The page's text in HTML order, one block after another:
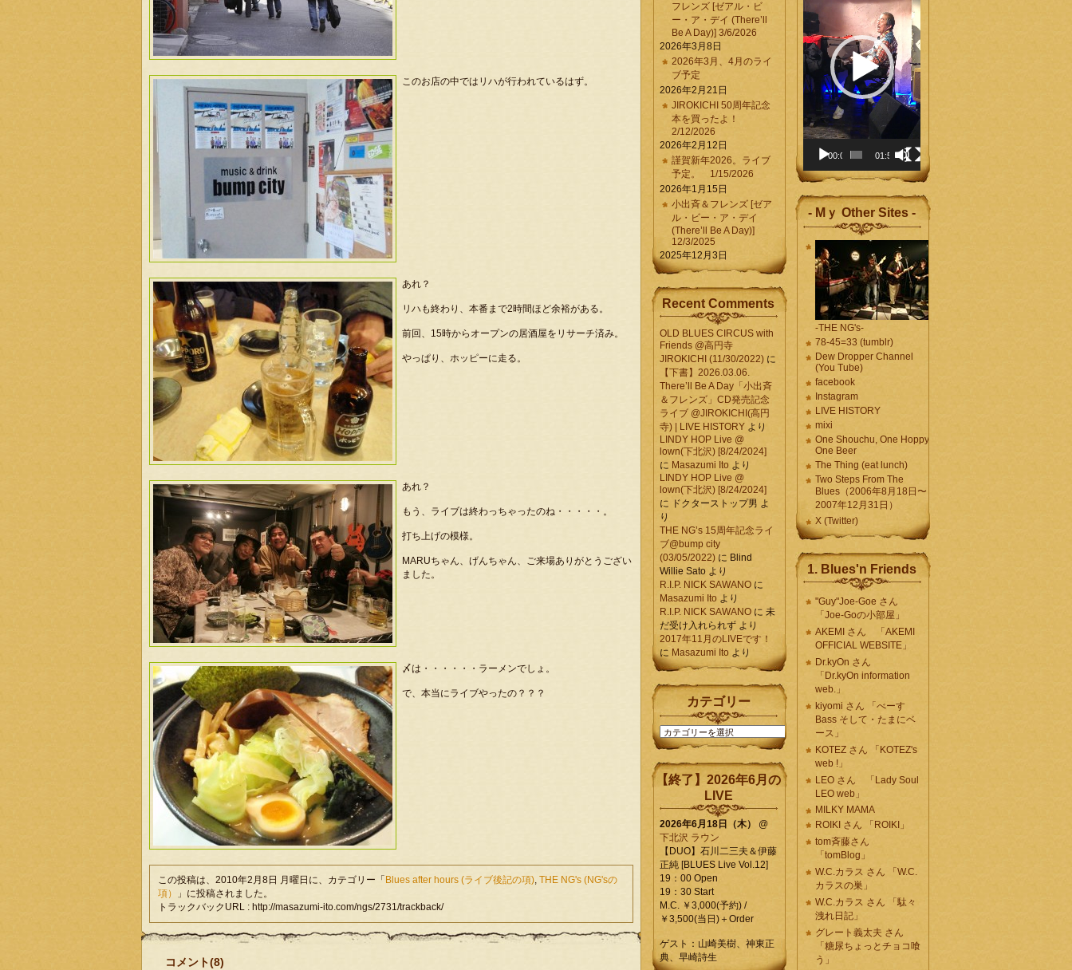
このお店の中ではリハが行われているはず。
あれ？
リハも終わり、本番まで2時間ほど余裕がある。
前回、15時からオープンの居酒屋をリサーチ済み。
やっぱり、ホッピーに走る。
あれ？
もう、ライブは終わっちゃったのね・・・・・。
打ち上げの模様。
MARUちゃん、げんちゃん、ご来場ありがとうござい
ました。
〆は・・・・・・ラーメンでしょ。
で、本当にライブやったの？？？
この投稿は、2010年2月8日 月曜日に、カテゴリー「 Blues after hours (ライブ後記の項), THE NG's (NG'sの
項）
」に投稿されました。
トラックバックURL : http://masazumi-ito.com/ngs/2731/trackback/
コメント(8)
フレンズ [ゼアル・ビ
ー・ア・デイ (There’ll
Be A Day)] 3/6/2026
2026年3月8日
2026年3月、4月のライ
ブ予定
2026年2月21日
JIROKICHI 50周年記念
本を買ったよ！
2/12/2026
2026年2月12日
謹賀新年2026。ライブ
予定。 1/15/2026
2026年1月15日
小出斉＆フレンズ [ゼア
ル・ビー・ア・デイ
(There’ll Be A Day)]
12/3/2025
2025年12月3日
Recent Comments
OLD BLUES CIRCUS with
Friends @高円寺
JIROKICHI (11/30/2022) に
【下書】2026.03.06.
There’ll Be A Day「小出斉
＆フレンズ」CD発売記念
ライブ @JIROKICHI(高円
寺) | LIVE HISTORY より
LINDY HOP Live @
lown(下北沢) [8/24/2024]
に Masazumi Ito より
LINDY HOP Live @
lown(下北沢) [8/24/2024]
に ドクターストップ男 よ
り
THE NG’s 15周年記念ライ
ブ@bump city
(03/05/2022) に Blind
Willie Sato より
R.I.P. NICK SAWANO に
Masazumi Ito より
R.I.P. NICK SAWANO に 未
だ受け入れられず より
2017年11月のLIVEです！
に Masazumi Ito より
カテゴリー
カ
テ
リ
ー
【終了】2026年6月の
LIVE
2026年6月18日（木）
@
下北沢 ラウン
【DUO】石川二三夫＆伊藤
正純 [BLUES Live Vol.12]
19：00 Open
19：30 Start
M.C. ￥3,000(予約) /
￥3,500(当日)＋Order
ゲスト：山崎美樹、神東正
典、早崎詩生
レ
ー
ヤ
ー
00:00 01:58
- Mｙ Other Sites -
-THE NG's-
78-45=33 (tumblr)
Dew Dropper Channel
(You Tube)
facebook
Instagram
LIVE HISTORY
mixi
One Shouchu, One Hoppy.
One Beer
The Thing (eat lunch)
Two Steps From The
Blues（2006年8月18日〜
2007年12月31日）
X (Twitter)
1. Blues'n Friends
"Guy"Joe-Goe さん
「Joe-Goの小部屋」
AKEMI さん 「AKEMI
OFFICIAL WEBSITE」
Dr.kyOn さん
「Dr.kyOn information
web.」
kiyomi さん 「べーす
Bass そして・たまにベ
ース」
KOTEZ さん 「KOTEZ's
web !」
LEO さん 「Lady Soul
LEO web」
MILKY MAMA
ROIKI さん 「ROIKI」
tom斉藤さん
「tomBlog」
W.C.カラス さん 「W.C.
カラスの巣」
W.C.カラス さん 「駄々
洩れ日記」
グレート義太夫 さん
「糖尿ちょっとチョコ喰
う」